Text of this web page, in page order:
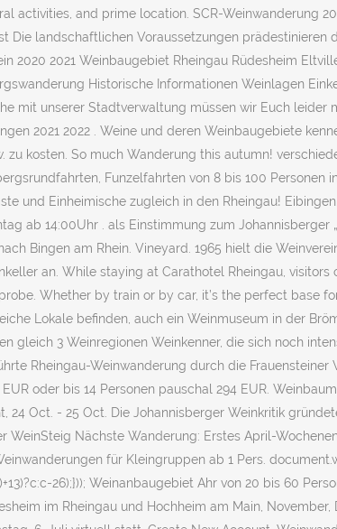
and prime location. SCR-Weinwanderung
landschaftlichen Voraussetzungen prädestinieren
2020 2021 Weinbaugebiet Rheingau Rüdesheim
Historische Informationen Weinlagen
mit unserer Stadtverwaltung müssen wir Euch
2021 2022 . Weine und deren Weinbaugebiete
kosten. So much Wanderung this autumn!
Funzelfahrten von 8 bis 100 Personen
und Einheimische zugleich in den Rheingau!
ab 14:00Uhr . als Einstimmung zum Johannisberger
Bingen am Rhein. Vineyard. 1965 hielt die
an. While staying at Carathotel Rheingau,
Whether by train or by car, it’s the perfect base
Lokale befinden, auch ein Weinmuseum in der
gleich 3 Weinregionen Weinkenner, die sich noch
Rheingau-Weinwanderung durch die Frauensteiner
oder bis 14 Personen pauschal 294 EUR.
Oct. - 25 Oct. Die Johannisberger Weinkritik
WeinSteig Nächste Wanderung: Erstes April-
für Kleingruppen ab 1 Pers.